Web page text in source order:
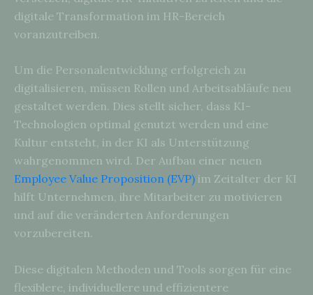
digitale Transformation im HR-Bereich
voranzutreiben.
Um die Personalentwicklung erfolgreich zu
digitalisieren, müssen Rollen und Arbeitsabläufe neu
gestaltet werden. Dies stellt sicher, dass KI-
Technologien optimal genutzt werden und eine
Kultur entsteht, in der KI als Unterstützung
wahrgenommen wird. Der Aufbau einer neuen
Employee Value Proposition (EVP) im Zeitalter der KI
hilft Unternehmen, ihre Mitarbeiter zu motivieren
und auf die veränderten Anforderungen
vorzubereiten.
Diese digitalen Methoden und Tools sorgen für eine
flexiblere, individuellere und effizientere